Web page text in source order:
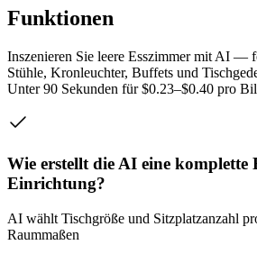
Funktionen
Inszenieren Sie leere Esszimmer mit AI —
Stühle, Kronleuchter, Buffets und
Unter 90 Sekunden für $0.23–$0.40 pro
Wie erstellt die AI eine komplette
Einrichtung?
AI wählt Tischgröße und Sitzplatzanzahl
Raummaßen